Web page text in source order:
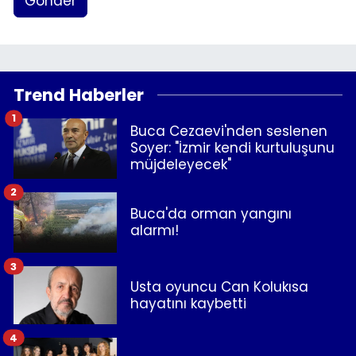
Trend Haberler
Buca Cezaevi'nden seslenen
Soyer: "İzmir kendi kurtuluşunu
müjdeleyecek"
1
Buca'da orman yangını
alarmı!
2
Usta oyuncu Can Kolukısa
hayatını kaybetti
3
4